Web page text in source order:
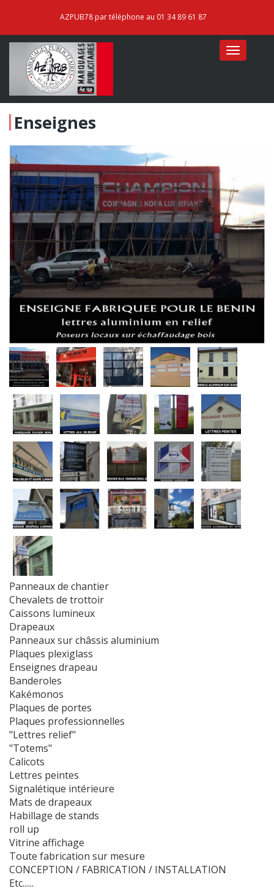
AZPUB78 par téléphone au 01 34 89 61 87
Menu
Mobile
Enseignes
Panneaux de chantier
Chevalets de trottoir
Caissons lumineux
Drapeaux
Panneaux sur châssis aluminium
Plaques plexiglass
Enseignes drapeau
Banderoles
Kakémonos
Plaques de portes
Plaques professionnelles
"Lettres relief"
"Totems"
Calicots
Lettres peintes
Signalétique intérieure
Mats de drapeaux
Habillage de stands
roll up
Vitrine affichage
Toute fabrication sur mesure
CONCEPTION / FABRICATION / INSTALLATION
Etc......